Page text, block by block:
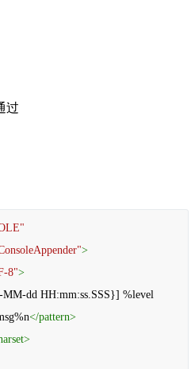
过
>
8">
dd HH:mm:ss.SSS}] %level
</pattern>
>